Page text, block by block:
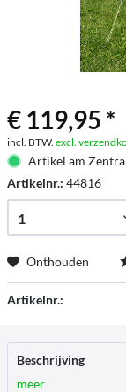
€ 119,95 *
incl. BTW. excl.
Artikel am
Artikelnr.: 44816
Onthouden
Artikelnr.:
Beschrijving
meer